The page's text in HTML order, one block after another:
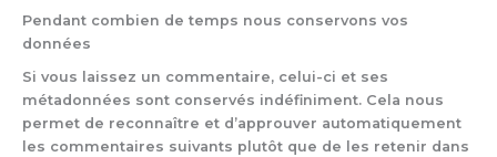
Pendant combien de temps nous conservons vos
données
Si vous laissez un commentaire, celui-ci et ses
métadonnées sont conservés indéfiniment. Cela nous
permet de reconnaître et d’approuver automatiquement
les commentaires suivants plutôt que de les retenir dans